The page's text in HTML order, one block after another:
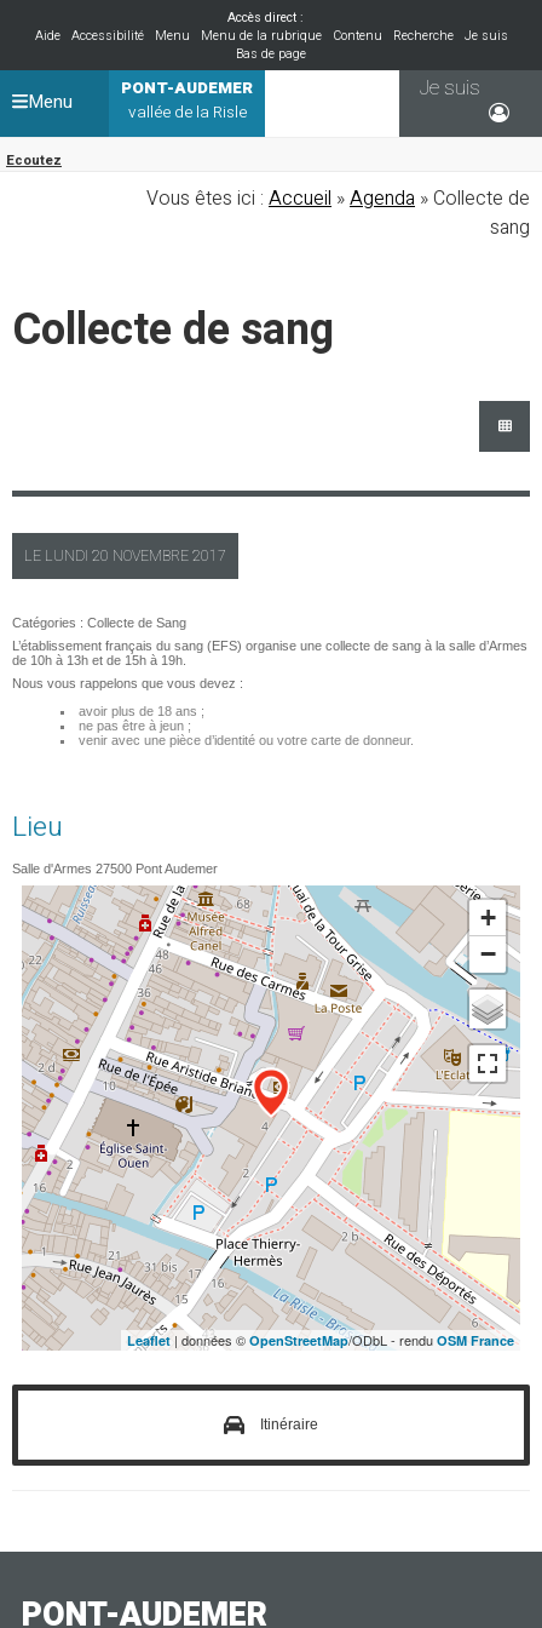
Accès direct :
Aide
Accessibilité Menu Menu de la rubrique Contenu Recherche
Je suis
Bas de page
PONT-AUDEMER
vallée de la Risle
Ecoutez
Je suis
Menu
Vous êtes ici : Accueil »Agenda » Collecte de
sang
Collecte de sang
LE LUNDI 20 NOVEMBRE 2017
Catégories : Collecte de Sang
L’établissement français du sang (EFS) organise une collecte de sang à la salle d’Armes
de 10h à 13h et de 15h à 19h.
Nous vous rappelons que vous devez :
avoir plus de 18 ans ;
ne pas être à jeun ;
venir avec une pièce d’identité ou votre carte de donneur.
Lieu
Salle d'Armes 27500 Pont Audemer
+
−
Leaflet | données © OpenStreetMap/ODbL - rendu OSM France
Itinéraire
PONT-AUDEMER